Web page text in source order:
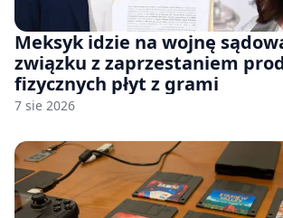
Meksyk idzie na wojnę
związku z zaprzestaniem
fizycznych płyt z grami
7 sie 2026